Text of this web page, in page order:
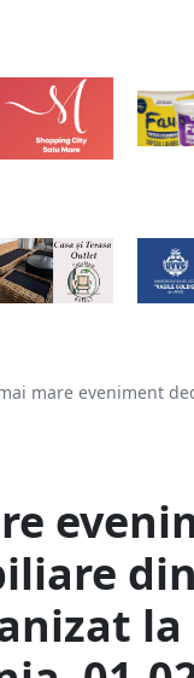
mare eveniment
la